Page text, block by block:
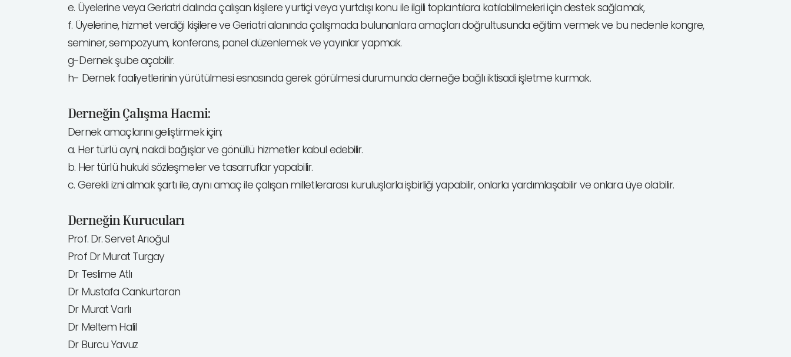
e. Üyelerine veya Geriatri dalında çalışan kişilere yurtiçi veya yurtdışı konu ile ilgili toplantılara katılabilmeleri için destek sağlamak,
f. Üyelerine, hizmet verdiği kişilere ve Geriatri alanında çalışmada bulunanlara amaçları doğrultusunda eğitim vermek ve bu nedenle kongre,
seminer, sempozyum, konferans, panel düzenlemek ve yayınlar yapmak.
g-Dernek şube açabilir.
h- Dernek faaliyetlerinin yürütülmesi esnasında gerek görülmesi durumunda derneğe bağlı iktisadi işletme kurmak.
Derneğin Çalışma Hacmi:
Dernek amaçlarını geliştirmek için;
a. Her türlü ayni, nakdi bağışlar ve gönüllü hizmetler kabul edebilir.
b. Her türlü hukuki sözleşmeler ve tasarruflar yapabilir.
c. Gerekli izni almak şartı ile, aynı amaç ile çalışan milletlerarası kuruluşlarla işbirliği yapabilir, onlarla yardımlaşabilir ve onlara üye olabilir.
Derneğin Kurucuları
Prof. Dr. Servet Arıoğul
Prof Dr Murat Turgay
Dr Teslime Atlı
Dr Mustafa Cankurtaran
Dr Murat Varlı
Dr Meltem Halil
Dr Burcu Yavuz